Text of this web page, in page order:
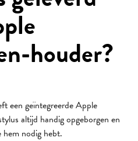
houder?
een geïntegreerde Apple
altijd handig opgeborgen en
hem nodig hebt.